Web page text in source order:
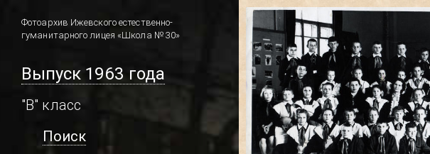
Фотоархив Ижевского естественно-
гуманитарного лицея «Школа № 30»
Выпуск 1963 года
"В" класс
Поиск